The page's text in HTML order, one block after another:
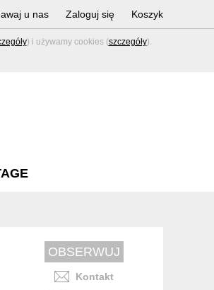
) i używamy cookies (szczegóły).
u nas Zaloguj się Koszyk
Kontakt